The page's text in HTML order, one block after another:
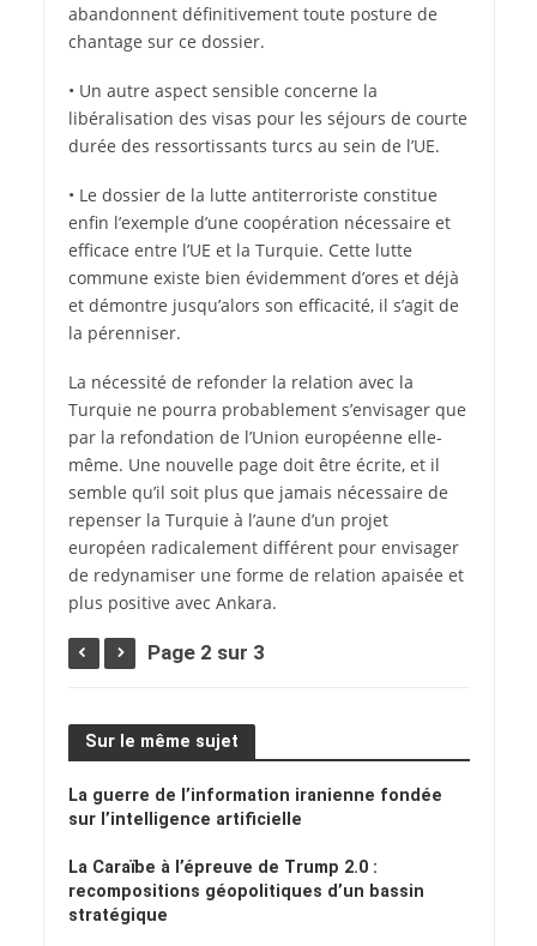
abandonnent définitivement toute posture de
chantage sur ce dossier.
• Un autre aspect sensible concerne la
libéralisation des visas pour les séjours de courte
durée des ressortissants turcs au sein de l’UE.
• Le dossier de la lutte antiterroriste constitue
enfin l’exemple d’une coopération nécessaire et
efficace entre l’UE et la Turquie. Cette lutte
commune existe bien évidemment d’ores et déjà
et démontre jusqu’alors son efficacité, il s’agit de
la pérenniser.
La nécessité de refonder la relation avec la
Turquie ne pourra probablement s’envisager que
par la refondation de l’Union européenne elle-
même. Une nouvelle page doit être écrite, et il
semble qu’il soit plus que jamais nécessaire de
repenser la Turquie à l’aune d’un projet
européen radicalement différent pour envisager
de redynamiser une forme de relation apaisée et
plus positive avec Ankara.
Page 2 sur 3
Sur le même sujet
La guerre de l’information iranienne fondée
sur l’intelligence artificielle
La Caraïbe à l’épreuve de Trump 2.0 :
recompositions géopolitiques d’un bassin
stratégique